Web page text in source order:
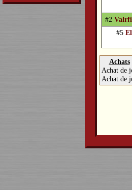
#2
#5
Achats
Achat de
Achat de